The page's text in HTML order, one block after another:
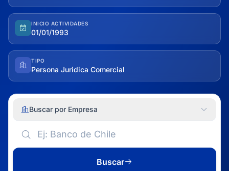
INICIO ACTIVIDADES
01/01/1993
TIPO
Persona Juridica Comercial
Buscar por Empresa
Buscar